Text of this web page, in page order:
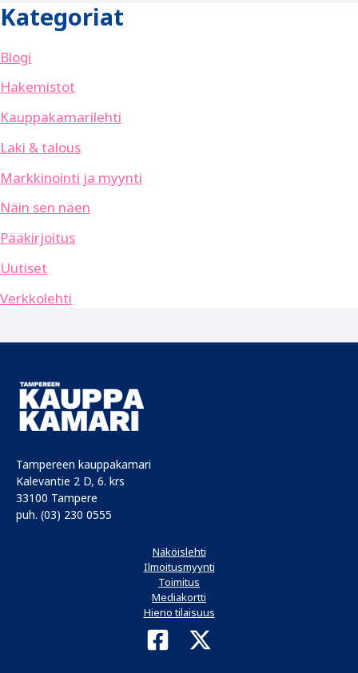
Kategoriat
Blogi
Hakemistot
Kauppakamarilehti
Laki & talous
Markkinointi ja myynti
Näin sen näen
Pääkirjoitus
Uutiset
Verkkolehti
Tampereen kauppakamari
Kalevantie 2 D, 6. krs
33100 Tampere
puh. (03) 230 0555
Näköislehti
Ilmoitusmyynti
Toimitus
Mediakortti
Hieno tilaisuus